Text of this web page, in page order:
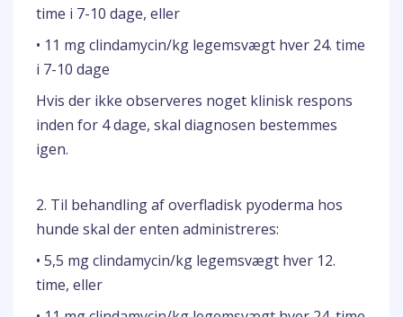
time i 7-10 dage, eller
• 11 mg clindamycin/kg legemsvægt hver 24. time
i 7-10 dage
Hvis der ikke observeres noget klinisk respons
inden for 4 dage, skal diagnosen bestemmes
igen.
2. Til behandling af overfladisk pyoderma hos
hunde skal der enten administreres:
• 5,5 mg clindamycin/kg legemsvægt hver 12.
time, eller